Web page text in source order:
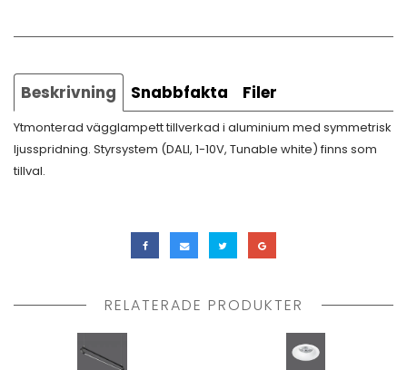
Beskrivning Snabbfakta Filer
Ytmonterad vägglampett tillverkad i aluminium med symmetrisk
ljusspridning. Styrsystem (DALI, 1-10V, Tunable white) finns som
tillval.
RELATERADE PRODUKTER